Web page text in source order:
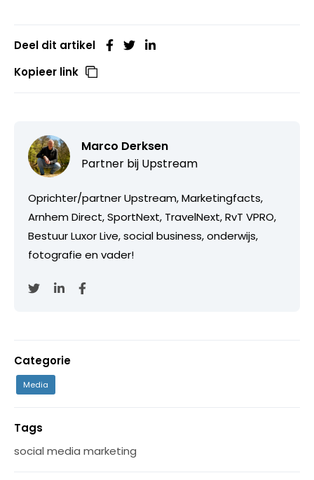
Deel dit artikel
Kopieer link
Marco Derksen
Partner bij Upstream
Oprichter/partner Upstream, Marketingfacts,
Arnhem Direct, SportNext, TravelNext, RvT VPRO,
Bestuur Luxor Live, social business, onderwijs,
fotografie en vader!
Categorie
Media
Tags
social media marketing